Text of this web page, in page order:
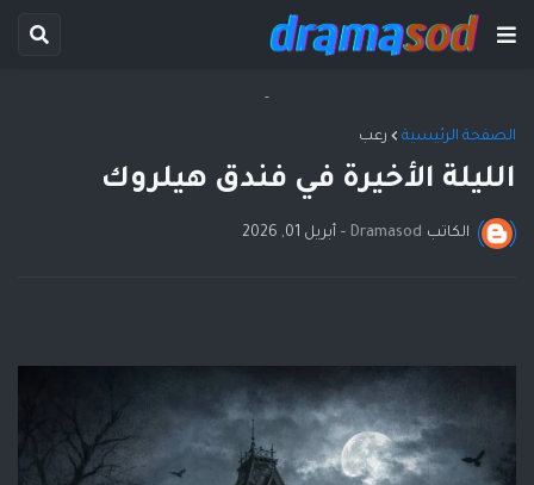
-
الصفحة الرئيسية رعب
الليلة الأخيرة في فندق هيلروك
الكاتب Dramasod
- أبريل 01, 2026